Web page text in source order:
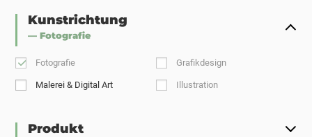
Kunstrichtung
— Fotografie
Fotografie Grafikdesign
Malerei & Digital Art Illustration
Produkt